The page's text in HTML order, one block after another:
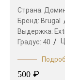
Страна:
Бренд: Brugal
Выдержка:
Градус: 40
500 ₽